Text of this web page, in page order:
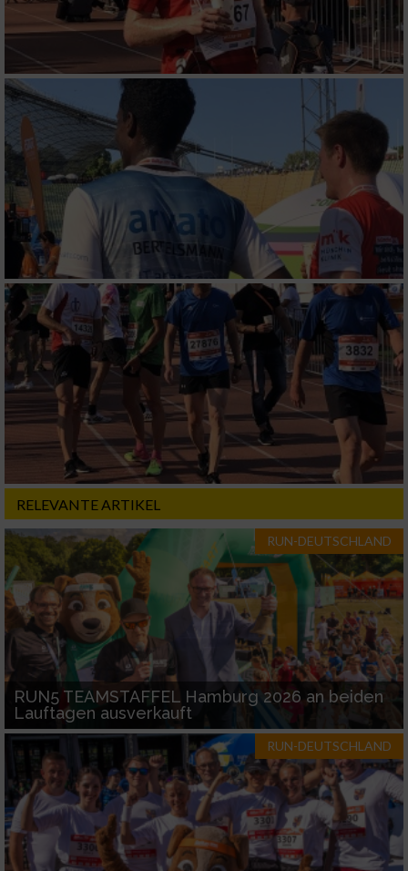
RELEVANTE ARTIKEL
RUN-DEUTSCHLAND
RUN5 TEAMSTAFFEL Hamburg 2026 an beiden
Lauftagen ausverkauft
RUN-DEUTSCHLAND
Notwendig
Funktional
Werbung